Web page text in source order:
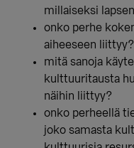
millaiseksi
onko perhe
aiheeseen liittyy?
mitä sanoja
kulttuuritausta
näihin liittyy?
onko perheellä
joko samasta